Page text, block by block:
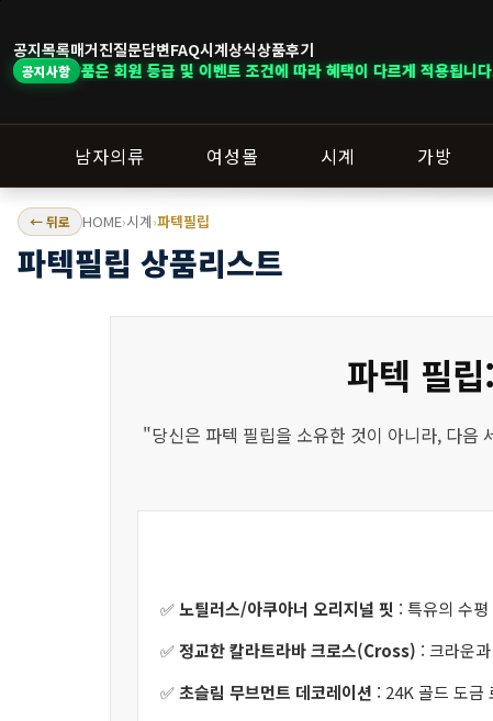
공지목록매거진질문답변FAQ시계상식상품후기
공지사항
이벤트 조건에 따라 혜택이 다르게 적용됩니다. ｜ DELIVERY
남자의류 여성몰 시계 가방
← 뒤로 HOME›시계›파텍필립
파텍필립 상품리스트
파텍 필
"당신은 파텍 필립을 소유한 것이 아니라, 다
✅노틸러스/아쿠아너 오리지널 핏 : 특유의 수
✅정교한 칼라트라바 크로스(Cross) : 크라운
✅초슬림 무브먼트 데코레이션 : 24K 골드 도금